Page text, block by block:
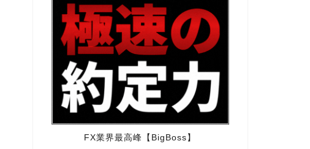
FX業界最高峰【BigBoss】